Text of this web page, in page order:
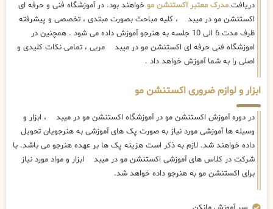
دریافت مدرک معتبر اکستنشن مو خواهند بود. در آموزشگاه فنی و حرفه ای
اکستنشن مو در میبد ، کلیه مباحث بصورت مبتدی ، تخصصی و پیشرفته
ظرف مدت 6 الی 10 جلسه به هنرجو آموزش داده می شود . همچنین در
اموزشگاه فنی حرفه ای اکستنشن مو در میبد مربی ، تمامی نکات کلیدی و
اصلی را به شما آموزش خواهد داد .
ابزار و لوازم ضروری اکستنشن مو
در دوره آموزش اکستنشن مو در آموزشگاه اکستنشن مو در میبد ، ابزار و
وسیله ها آموزشی مورد نیاز به صورت پک های آموزشی به هنرجویان تحویل
داده خواهند شد. لازم به ذکر است هزینه پک ها بر عهده هنرجو می باشد. با
شرکت در کلاس های آموزشی اکستنشن مو در میبد ابزار و مواد مورد نیاز
برای اکستنشن مو به هنرجو داده خواهد شد.